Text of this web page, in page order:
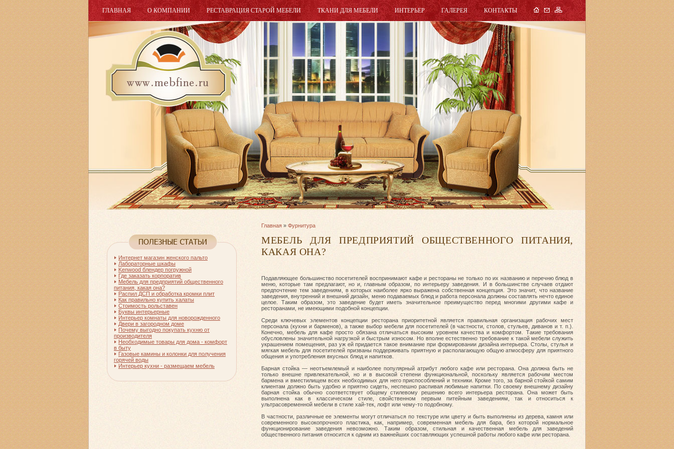
ГЛАВНАЯ О КОМПАНИИ РЕСТАВРАЦИЯ СТАРОЙ МЕБЕЛИ ТКАНИ ДЛЯ МЕБЕЛИ ИНТЕРЬЕР ГАЛЕРЕЯ КОНТАКТЫ
Главная »Фурнитура
МЕБЕЛЬ ДЛЯ ПРЕДПРИЯТИЙ ОБЩЕСТВЕННОГО ПИТАНИЯ,
КАКАЯ ОНА?
Подавляющее большинство посетителей воспринимают кафе и рестораны не только по их названию и перечню блюд в
меню, которые там предлагают, но и, главным образом, по интерьеру заведения. И в большинстве случаев отдают
предпочтение тем заведениям, в которых наиболее ярко выражена собственная концепция. Это значит, что название
заведения, внутренний и внешний дизайн, меню подаваемых блюд и работа персонала должны составлять нечто единое
целое. Таким образом, это заведение будет иметь значительное преимущество перед многими другими кафе и
ресторанами, не имеющими подобной концепции.
Среди ключевых элементов концепции ресторана приоритетной является правильная организация рабочих мест
персонала (кухни и барменов), а также выбор мебели для посетителей (в частности, столов, стульев, диванов и т. п.).
Конечно, мебель для кафе просто обязана отличаться высоким уровнем качества и комфортом. Такие требования
обусловлены значительной нагрузкой и быстрым износом. Но вполне естественно требование к такой мебели служить
украшением помещения, раз уж ей придается такое внимание при формировании дизайна интерьера. Столы, стулья и
мягкая мебель для посетителей призваны поддерживать приятную и располагающую общую атмосферу для приятного
общения и употребления вкусных блюд и напитков.
Барная стойка — неотъемлемый и наиболее популярный атрибут любого кафе или ресторана. Она должна быть не
только внешне привлекательной, но и в высокой степени функциональной, поскольку является рабочим местом
бармена и вместилищем всех необходимых для него приспособлений и техники. Кроме того, за барной стойкой самим
клиентам должно быть удобно и приятно сидеть, неспешно распивая любимые напитки. По своему внешнему дизайну
барная стойка обычно соответствует общему стилевому решению всего интерьера ресторана. Она может быть
выполнена как в классическом стиле, свойственном первым питейным заведениям, так и относиться к
ультрасовременной мебели в стиле хай-тек, лофт или чему-то подобному.
В частности, различные ее элементы могут отличаться по текстуре или цвету и быть выполнены из дерева, камня или
современного высокопрочного пластика, как, например, современная мебель для бара, без которой нормальное
функционирование заведения невозможно. Таким образом, стильная и качественная мебель для заведений
общественного питания относится к одним из важнейших составляющих успешной работы любого кафе или ресторана.
Интернет магазин женского пальто
Лабораторные шкафы
Kenwood блендер погружной
Где заказать корпоратив
Мебель для предприятий общественного
питания, какая она?
Распил ДСП и обработка кромки плит
Как правильно купить халаты
Стоимость рольставен
Буквы интерьерные
Интерьер комнаты для новорожденного
Двери в загородном доме
Почему выгодно покупать кухню от
производителя
Необходимые товары для дома - комфорт
в быту
Газовые камины и колонки для получения
горячей воды
Интерьер кухни - размещаем мебель